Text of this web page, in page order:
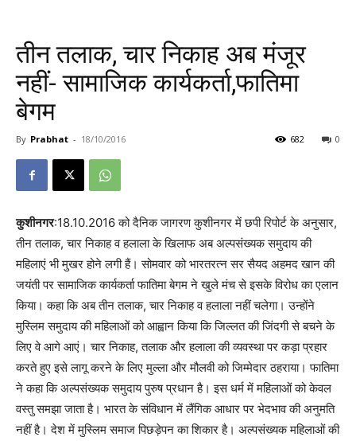
तीन तलाक, चार निकाह अब मंजूर
नहीं- सामाजिक कार्यकर्ता,फातिमा
बेगम
By Prabhat - 18/10/2016 0
682
कुशीनगर:18.10.2016 को दैनिक जागरण कुशीनगर में छपी रिपोर्ट के अनुसार,
तीन तलाक, चार निकाह व हलाला के खिलाफ अब अल्पसंख्यक समुदाय की
महिलाएं भी मुखर होने लगी हैं। सोमवार को भारतरत्न सर सैयद अहमद खान की
जयंती पर सामाजिक कार्यकर्ता फातिमा बेगम ने खुले मंच से इसके विरोध का एलान
किया। कहा कि अब तीन तलाक, चार निकाह व हलाला नहीं चलेगा। उन्होंने
मुस्लिम समुदाय की महिलाओं को आह्वान किया कि जिल्लत की जिंदगी से बचने के
लिए वे आगे आएं। चार निकाह, तलाक और हलाला की व्यवस्था पर कड़ा प्रहार
करते हुए इसे लागू करने के लिए मुल्ला और मौलवी को जिम्मेदार ठहराया। फातिमा
ने कहा कि अल्पसंख्यक समुदाय पुरुष प्रधान है। इस धर्म में महिलाओं को केवल
वस्तु समझा जाता है। भारत के संविधान में लैंगिक आधार पर भेदभाव की अनुमति
नहीं है। देश में मुस्लिम समाज पिछड़ेपन का शिकार है। अल्पसंख्यक महिलाओं की